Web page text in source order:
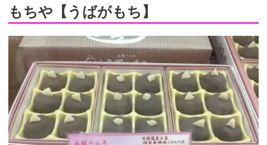
もちや【うばがもち】